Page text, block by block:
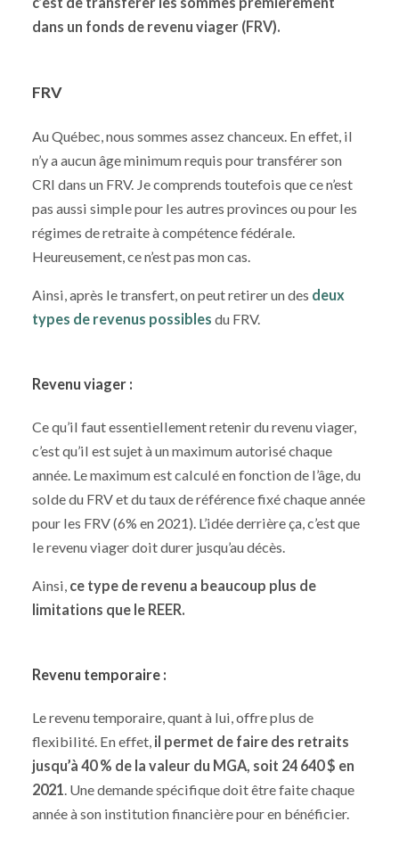
dans un fonds de revenu viager (FRV).
FRV
Au Québec, nous sommes assez chanceux. En effet, il
n’y a aucun âge minimum requis pour transférer son
CRI dans un FRV. Je comprends toutefois que ce n’est
pas aussi simple pour les autres provinces ou pour les
régimes de retraite à compétence fédérale.
Heureusement, ce n’est pas mon cas.
Ainsi, après le transfert, on peut retirer un des deux
types de revenus possibles du FRV.
Revenu viager :
Ce qu’il faut essentiellement retenir du revenu viager,
c’est qu’il est sujet à un maximum autorisé chaque
année. Le maximum est calculé en fonction de l’âge, du
solde du FRV et du taux de référence fixé chaque année
pour les FRV (6% en 2021). L’idée derrière ça, c’est que
le revenu viager doit durer jusqu’au décès.
Ainsi, ce type de revenu a beaucoup plus de
limitations que le REER.
Revenu temporaire :
Le revenu temporaire, quant à lui, offre plus de
flexibilité. En effet, il permet de faire des retraits
jusqu’à 40 % de la valeur du MGA, soit 24 640 $ en
2021. Une demande spécifique doit être faite chaque
année à son institution financière pour en bénéficier.